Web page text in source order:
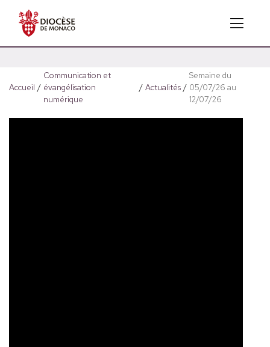
Accueil /
Communication et
évangélisation
numérique
/ Actualités /
Semaine du
05/07/26 au
12/07/26